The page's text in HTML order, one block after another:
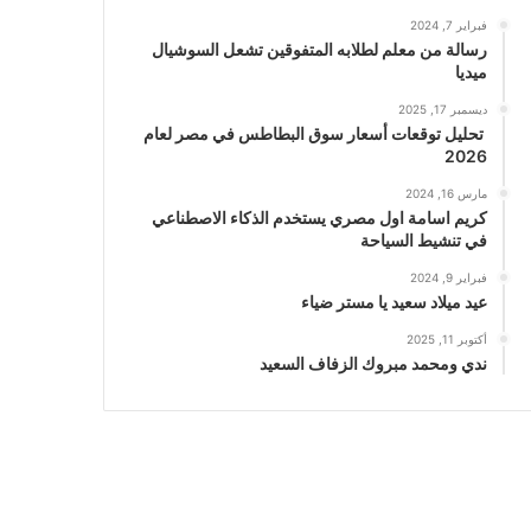
فبراير 7, 2024
رسالة من معلم لطلابه المتفوقين تشعل السوشيال
ميديا
ديسمبر 17, 2025
تحليل توقعات أسعار سوق البطاطس في مصر لعام
2026
مارس 16, 2024
كريم اسامة اول مصري يستخدم الذكاء الاصطناعي
في تنشيط السياحة
فبراير 9, 2024
عيد ميلاد سعيد يا مستر ضياء
أكتوبر 11, 2025
ندي ومحمد مبروك الزفاف السعيد